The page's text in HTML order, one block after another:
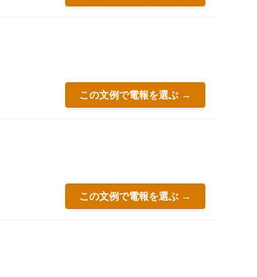
この文例で電報を選ぶ →
この文例で電報を選ぶ →